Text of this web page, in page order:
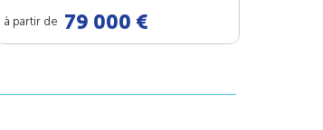
à partir de 79 000 €